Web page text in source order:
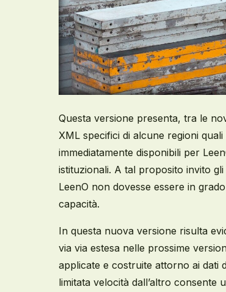
Questa versione presenta, tra le
XML specifici di alcune regioni
immediatamente disponibili per
istituzionali. A tal proposito invito
LeenO non dovesse essere in
capacità.
In questa nuova versione risulta
via via estesa nelle prossime
applicate e costruite attorno ai dati
limitata velocità dall’altro consente